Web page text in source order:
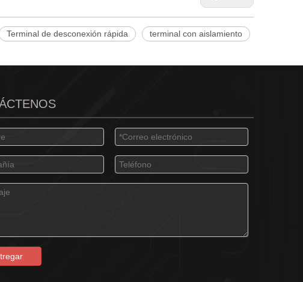
Terminal de desconexión rápida terminal con aislamiento